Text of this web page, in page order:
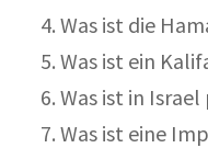
Was ist die
Was ist ein
Was ist in Israel
Was ist eine